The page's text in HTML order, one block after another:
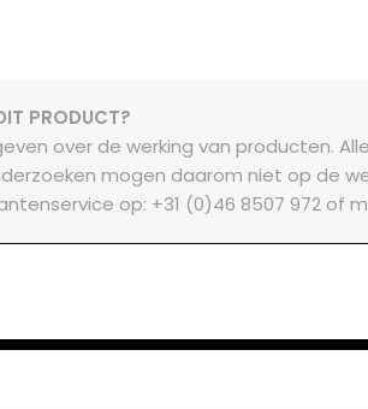
PRODUCT?
over de werking van producten.
mogen daarom niet op de
op: +31 (0)46 8507 972 of